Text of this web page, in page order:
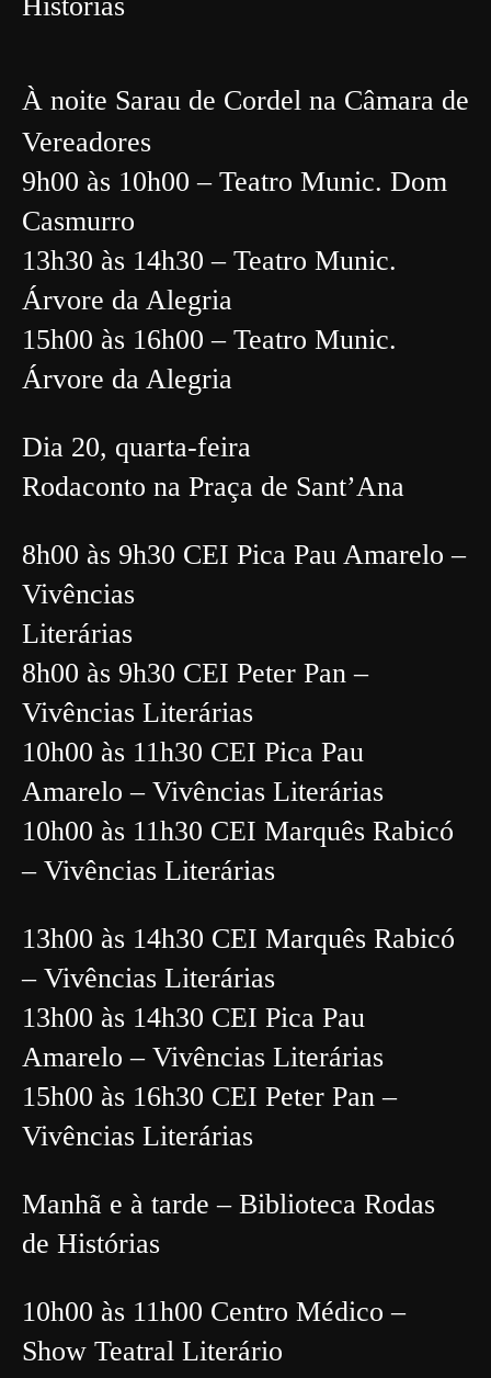
À noite Sarau de Cordel na Câmara de
Vereadores
9h00 às 10h00 – Teatro Munic. Dom
Casmurro
13h30 às 14h30 – Teatro Munic.
Árvore da Alegria
15h00 às 16h00 – Teatro Munic.
Árvore da Alegria
Dia 20, quarta-feira
Rodaconto na Praça de Sant’Ana
8h00 às 9h30 CEI Pica Pau Amarelo –
Vivências
Literárias
8h00 às 9h30 CEI Peter Pan –
Vivências Literárias
10h00 às 11h30 CEI Pica Pau
Amarelo – Vivências Literárias
10h00 às 11h30 CEI Marquês Rabicó
– Vivências Literárias
13h00 às 14h30 CEI Marquês Rabicó
– Vivências Literárias
13h00 às 14h30 CEI Pica Pau
Amarelo – Vivências Literárias
15h00 às 16h30 CEI Peter Pan –
Vivências Literárias
Manhã e à tarde – Biblioteca Rodas
de Histórias
10h00 às 11h00 Centro Médico –
Show Teatral Literário